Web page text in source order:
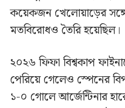
কয়েকজন খেলোয়াড়ের
মতবিরোধও তৈরি হয়েছিল।
২০২৬ ফিফা বিশ্বকাপ
পেরিয়ে গেলেও স্পেনের
১-০ গোলে আর্জেন্টিনার